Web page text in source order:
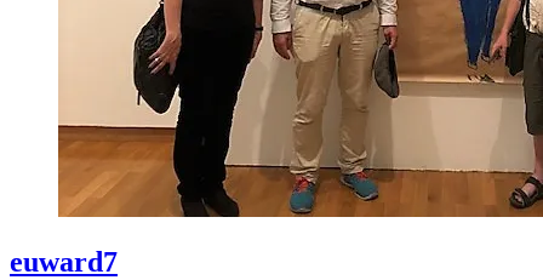
euward7